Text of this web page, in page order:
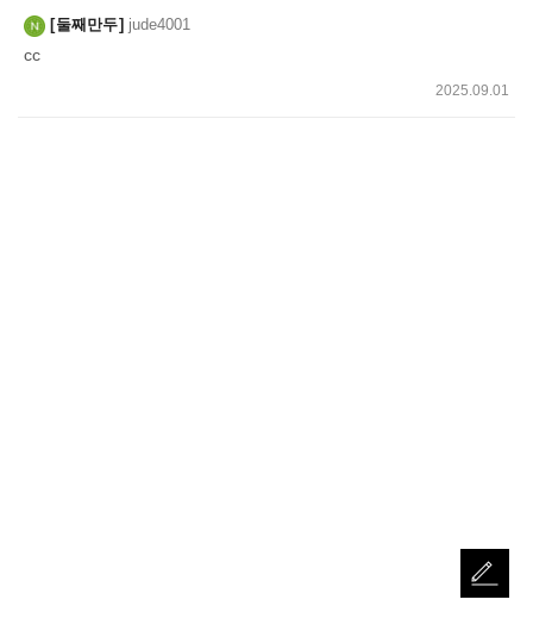
쓰
기
둘째만두 jude4001
cc
2025.09.01